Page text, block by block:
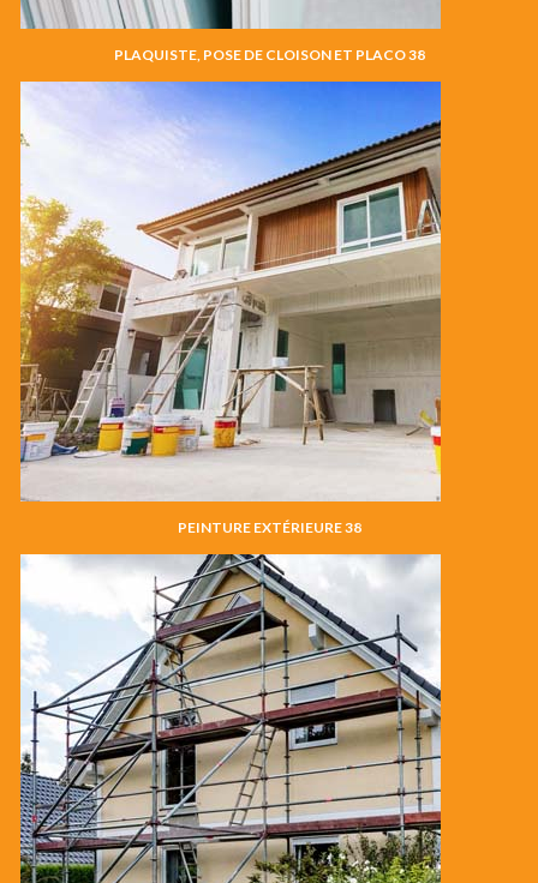
PLAQUISTE, POSE DE CLOISON ET PLACO 38
PEINTURE EXTÉRIEURE 38